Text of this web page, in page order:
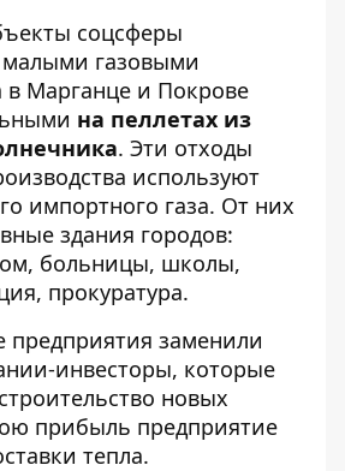
соцсферы
малыми газовыми
Марганце и Покрове
на пеллетах из
. Эти отходы
используют
импортного газа. От них
здания городов:
больницы, школы,
прокуратура.
заменили
инвесторы, которые
новых
прибыль предприятие
тепла.